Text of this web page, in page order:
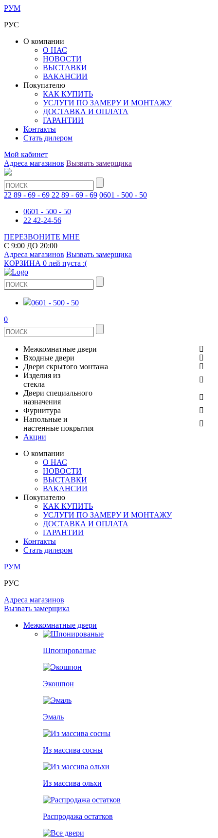
РУМ
РУС
О компании
О НАС
НОВОСТИ
ВЫСТАВКИ
ВАКАНСИИ
Покупателю
КАК КУПИТЬ
УСЛУГИ ПО ЗАМЕРУ И МОНТАЖУ
ДОСТАВКА И ОПЛАТА
ГАРАНТИИ
Контакты
Стать дилером
Мой кабинет
Адреса магазинов Вызвать замерщика
22 89 - 69 - 69 22 89 - 69 - 69 0601 - 500 - 50
0601 - 500 - 50
22 42-24-56
ПЕРЕЗВОНИТЕ МНЕ
С 9:00 ДО 20:00
Адреса магазинов Вызвать замерщика
КОРЗИНА 0 лей пуста :(
0601 - 500 - 50
0
Межкомнатные двери
ШПОНИРОВАНЫЕ
ЭКОШПОН
ЭМАЛЬ
ИЗ МАССИВА СОСНЫ
ИЗ МАССИВА ОЛЬХИ
РАСПРОДАЖА ОСТАТКОВ
ВСЕ ДВЕРИ
Входные двери
МЕТАЛЛИЧЕСКИЕ ДВЕРИ
В КВАРТИРУ
ДЛЯ ДОМА
Двери скрытого монтажа
СТЕКЛЯННЫЕ
ЗЕРКАЛЬНЫЕ
КЕРАМОГРАНИТ
ПОД ОБОИ И ПОКРАСКУ
Изделия из
стекла
ДВЕРИ
ДУШЕВЫЕ КАБИНЫ И ПЕРЕГОРОДКИ
РАЗДВИЖНЫЕ ПЕРЕГОРОДКИ
Двери специального
назначения
ПРОТИВОПОЖАРНЫЕ
Фурнитура
ДВЕРНЫЕ РУЧКИ
КОМПЛЕКТУЮЩИЕ
ОГРАНИЧИТЕЛИ
ПЕТЛИ
РАЗДВИЖНАЯ СИСТЕМА
Напольные и
настенные покрытия
СТЕНОВЫЕ ПАНЕЛИ
Акции
О компании
О НАС
НОВОСТИ
ВЫСТАВКИ
ВАКАНСИИ
Покупателю
КАК КУПИТЬ
УСЛУГИ ПО ЗАМЕРУ И МОНТАЖУ
ДОСТАВКА И ОПЛАТА
ГАРАНТИИ
Контакты
Стать дилером
РУМ
РУС
Адреса магазинов
Вызвать замерщика
Межкомнатные двери
Шпонированые
Экошпон
Эмаль
Из массива сосны
Из массива ольхи
Распродажа остатков